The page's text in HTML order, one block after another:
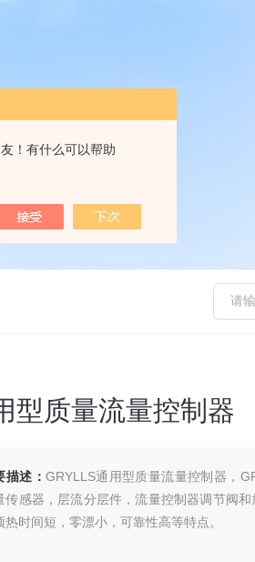
！有什么可以帮助
型质量流量控制器
描述： GRYLLS通用型质量流量控制器，
传感器，层流分层件，流量控制器调节阀
热时间短，零漂小，可靠性高等特点。